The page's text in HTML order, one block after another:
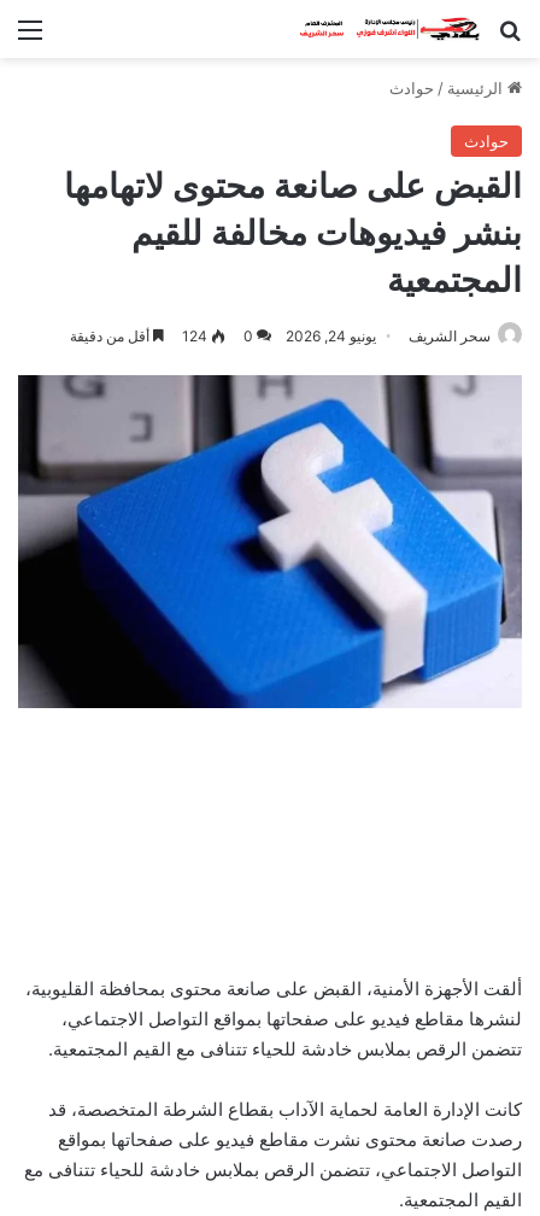
بحث عن
الرئيسية / حوادث
حوادث
القبض على صانعة محتوى لاتهامها
بنشر فيديوهات مخالفة للقيم
المجتمعية
سحر الشريف يونيو 24, 2026 0
124 أقل من دقيقة
ألقت الأجهزة الأمنية، القبض على صانعة محتوى بمحافظة القليوبية،
لنشرها مقاطع فيديو على صفحاتها بمواقع التواصل الاجتماعي،
تتضمن الرقص بملابس خادشة للحياء تتنافى مع القيم المجتمعية.
كانت الإدارة العامة لحماية الآداب بقطاع الشرطة المتخصصة، قد
رصدت صانعة محتوى نشرت مقاطع فيديو على صفحاتها بمواقع
التواصل الاجتماعي، تتضمن الرقص بملابس خادشة للحياء تتنافى مع
القيم المجتمعية.